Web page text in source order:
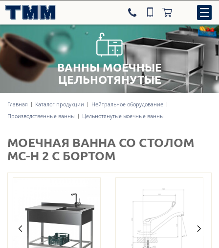
8-800-707-09-52
Нейтральное оборудование
Кулинарные станции
ВАННЫ МОЕЧНЫЕ
ЦЕЛЬНОТЯНУТЫЕ
Главная Каталог продукции
Нейтральное оборудование
Производственные ванны
Цельнотянутые моечные ванны
МОЕЧНАЯ ВАННА СО СТОЛОМ
МС-Н 2 С БОРТОМ